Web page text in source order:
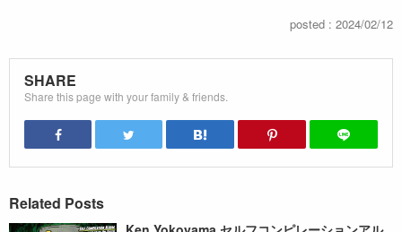
posted : 2024/02/12
SHARE
Share this page with your family & friends.
Related Posts